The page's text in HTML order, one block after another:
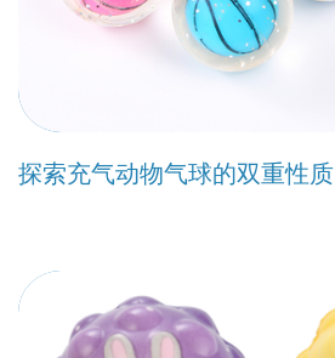
探索充气动物气球的双重性质